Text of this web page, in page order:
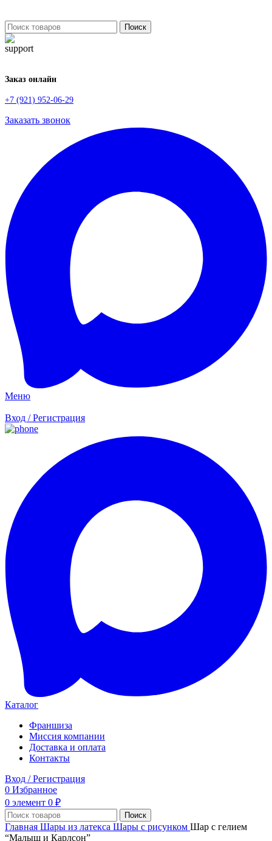
Поиск
Заказ онлайн
+7 (921) 952-06-29
Заказать звонок
Меню
Вход / Регистрация
Каталог
Франшиза
Миссия компании
Доставка и оплата
Контакты
Вход / Регистрация
0 Избранное
0 элемент 0 ₽
Поиск
Главная Шары из латекса Шары с рисунком Шар с гелием
“Малыш и Карлсон”